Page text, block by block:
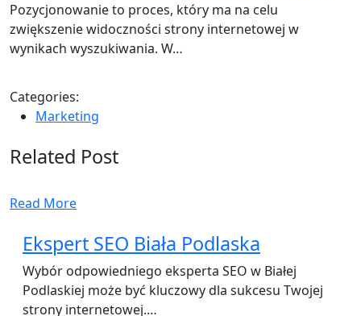
Pozycjonowanie to proces, który ma na celu
zwiększenie widoczności strony internetowej w
wynikach wyszukiwania. W…
Categories:
Marketing
Related Post
Read More
Ekspert SEO Biała Podlaska
Wybór odpowiedniego eksperta SEO w Białej
Podlaskiej może być kluczowy dla sukcesu Twojej
strony internetowej.…